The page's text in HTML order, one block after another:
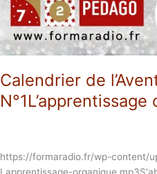
Calendrier de
https://formaradio.fr/wp-content/